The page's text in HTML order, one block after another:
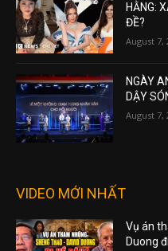
HẰNG:
ĐỀ?
August 7,
NGÀY
DẬY
August 7,
VIDEO MỚI NHẤT
Vụ án
Duong